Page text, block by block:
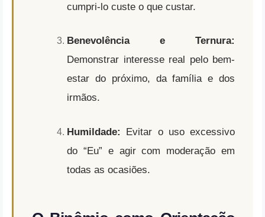
cumpri-lo custe o que custar.
Benevolência e Ternura:
Demonstrar interesse real pelo bem-
estar do próximo, da família e dos
irmãos.
Humildade:
Evitar o uso excessivo
do “Eu” e agir com moderação em
todas as ocasiões.